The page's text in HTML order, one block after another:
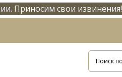
Приносим свои извинения!